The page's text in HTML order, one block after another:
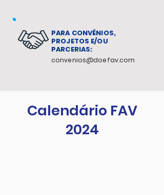
PARA CONVÊNIOS,
PROJETOS E/OU
PARCERIAS:
convenios@doefav.com
Calendário FAV
2024